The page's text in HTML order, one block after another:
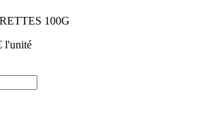
l'unité